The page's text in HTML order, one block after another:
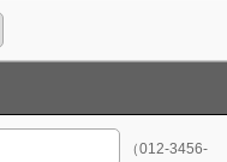
（012-3456-